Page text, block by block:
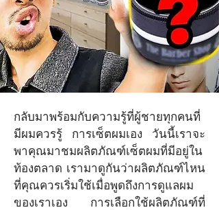
หัวกรวย ตัดผมชาย สอน
ตัดผมชาย
Mar 17, 2023
เซ็ตผมแบบไหน ให้อยู่ทรงจน
กลับมาพร้อมกับความรู้ที่ผู้ชายทุกคนที่
มีผมควรรู้ การเซ็ตผมเอง วันนี้เราจะ
พาคุณมาชมผลิตภัณฑ์เซ็ตผมที่มีอยู่ใน
ท้องตลาด เรามาดูกันว่าผลิตภัณฑ์ไหน
ที่คุณควรเริ่มใช้เมื่อพูดถึงการดูแลผม
ของเราเอง การเลือกใช้ผลิตภัณฑ์ที่